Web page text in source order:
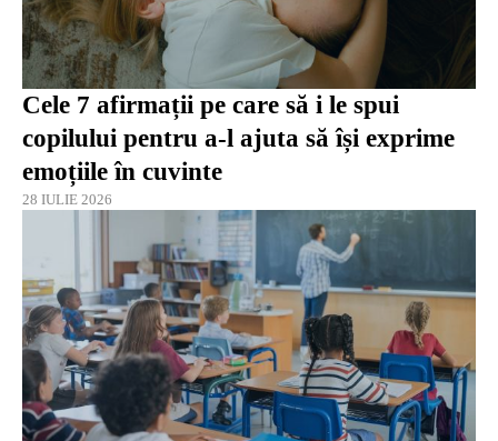
Cele 7 afirmații pe care să i le spui
copilului pentru a-l ajuta să își exprime
emoțiile în cuvinte
28 IULIE 2026